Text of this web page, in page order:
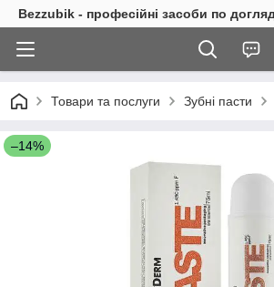
Bezzubik - професійні засоби по
Товари та послуги Зубні пасти
–14%